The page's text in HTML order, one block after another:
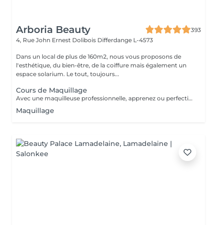
Arboria Beauty
393
4, Rue John Ernest Dolibois Differdange L-4573
Dans un local de plus de 160m2, nous vous proposons de
l'esthétique, du bien-être, de la coiffure mais également un
espace solarium. Le tout, toujours...
Cours de Maquillage
Avec une maquilleuse professionnelle, apprenez ou perfectionnez vos gestes pour un maquillage parfait. Nous determinerons egalement etape par etape le maquillage qui vous ira le mieux. Du fond de teint au rouge à levre, en passant par le maquillage des yeux ou le contouring, rien ne sera laissé au hasard.
Maquillage